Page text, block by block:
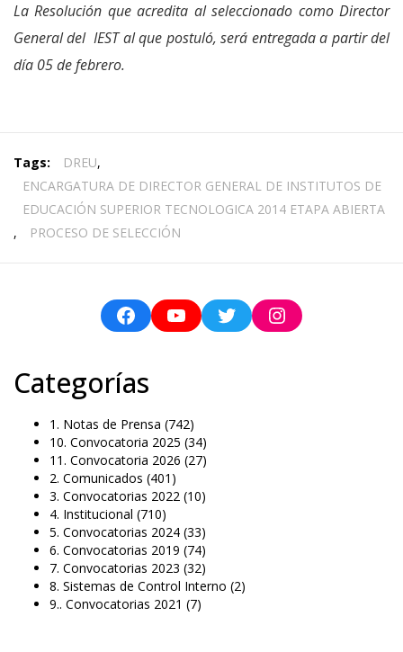
La Resolución que acredita al seleccionado como Director
General del IEST al que postuló, será entregada a partir del
día 05 de febrero.
Tags: DREU,
ENCARGATURA DE DIRECTOR GENERAL DE INSTITUTOS DE
EDUCACIÓN SUPERIOR TECNOLOGICA 2014 ETAPA ABIERTA
,
PROCESO DE SELECCIÓN
Categorías
1. Notas de Prensa (742)
10. Convocatoria 2025 (34)
11. Convocatoria 2026 (27)
2. Comunicados (401)
3. Convocatorias 2022 (10)
4. Institucional (710)
5. Convocatorias 2024 (33)
6. Convocatorias 2019 (74)
7. Convocatorias 2023 (32)
8. Sistemas de Control Interno (2)
9.. Convocatorias 2021 (7)